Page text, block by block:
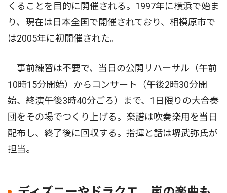
くることを目的に開催される。1997年に横浜で始ま
り、現在は日本全国で開催されており、相模原市で
は2005年に初開催された。
事前練習は不要で、当日の公開リハーサル（午前
10時15分開始）からコンサート（午後2時30分開
始、終演午後3時40分ごろ）まで、1日限りの大合奏
団をその場でつくり上げる。楽譜は吹奏楽用を当日
配布し、終了後に回収する。指揮と話は堺武弥氏が
担当。